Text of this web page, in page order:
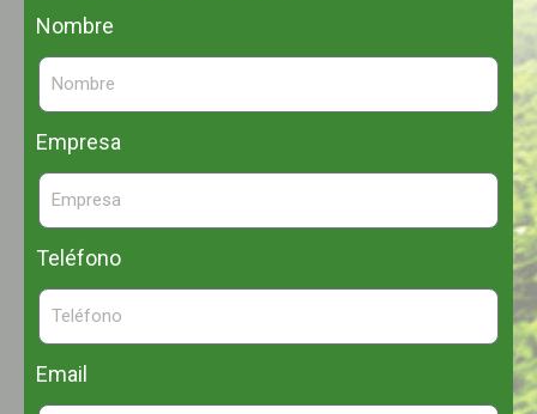
Nombre
Empresa
Teléfono
Email